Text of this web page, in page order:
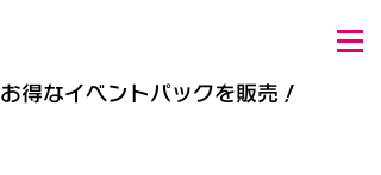
お得なイベントパックを販売！